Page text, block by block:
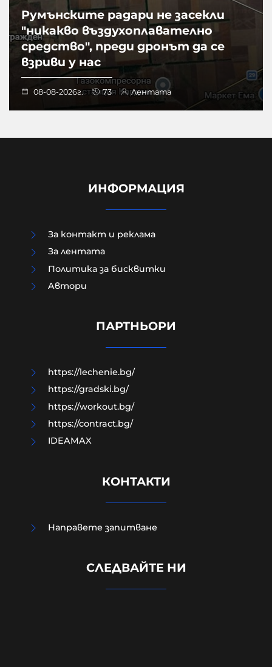
Румънските радари не засекли
"никакво въздухоплавателно
средство", преди дронът да се
взриви у нас
08-08-2026г. 73 Лентата
МО след анализ на останките
дрон-примамка "Майя"
Израелският посланик за
случай. Не разбирам защо се
ИНФОРМАЦИЯ
За контакт и реклама
За лентата
Политика за бисквитки
Aвтори
ПАРТНЬОРИ
https://lechenie.bg/
https://gradski.bg/
https://workout.bg/
https://contract.bg/
IDEAMAX
КОНТАКТИ
Направете запитване
СЛЕДВАЙТЕ НИ